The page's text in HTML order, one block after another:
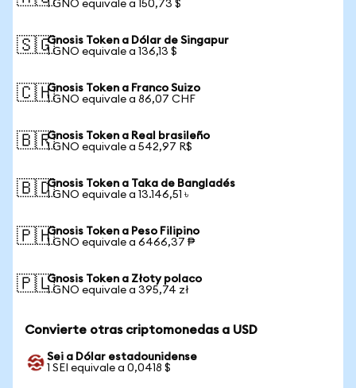
1 GNO equivale a 150,73 $
🇸🇬Gnosis Token a Dólar de Singapur
1 GNO equivale a 136,13 $
🇨🇭Gnosis Token a Franco Suizo
1 GNO equivale a 86,07 CHF
🇧🇷Gnosis Token a Real brasileño
1 GNO equivale a 542,97 R$
🇧🇩Gnosis Token a Taka de Bangladés
1 GNO equivale a 13.146,51 ৳
🇵🇭Gnosis Token a Peso Filipino
1 GNO equivale a 6466,37 ₱
🇵🇱Gnosis Token a Złoty polaco
1 GNO equivale a 395,74 zł
Convierte otras criptomonedas a USD
Sei a Dólar estadounidense
1 SEI equivale a 0,0418 $